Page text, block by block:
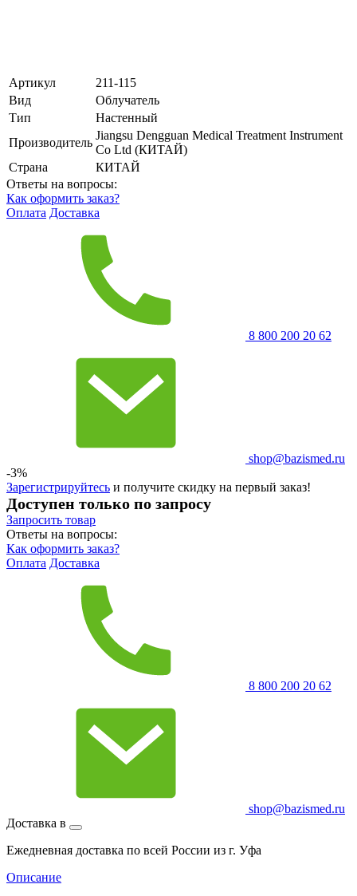
Артикул
211-115
Вид
Облучатель
Тип
Настенный
Производитель
Jiangsu Dengguan Medical Treatment Instrument
Co Ltd (КИТАЙ)
Страна
КИТАЙ
Ответы на вопросы:
Как оформить заказ?
Оплата Доставка
8 800 200 20 62
shop@bazismed.ru
-3%
Зарегистрируйтесь и получите скидку на первый заказ!
Доступен только по запросу
Запросить товар
Ответы на вопросы:
Как оформить заказ?
Оплата Доставка
8 800 200 20 62
shop@bazismed.ru
Доставка в
Ежедневная доставка по всей России из г. Уфа
Описание